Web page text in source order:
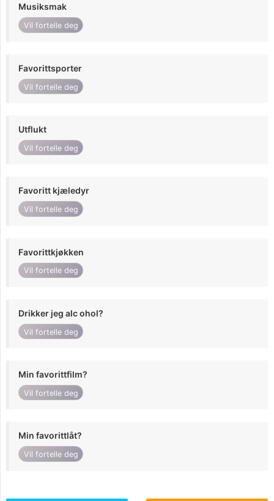
Musiksmak
Vil fortelle deg
Favorittsporter
Vil fortelle deg
Utflukt
Vil fortelle deg
Favoritt kjæledyr
Vil fortelle deg
Favorittkjøkken
Vil fortelle deg
Drikker jeg alc ohol?
Vil fortelle deg
Min favorittfilm?
Vil fortelle deg
Min favorittlåt?
Vil fortelle deg